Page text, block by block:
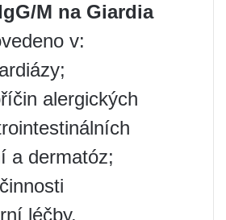
M na Giardia
v:
alergických
a dermatóz;
léčby.